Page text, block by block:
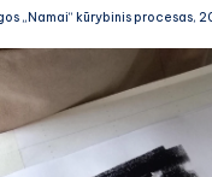
„Namai“ kūrybinis procesas,